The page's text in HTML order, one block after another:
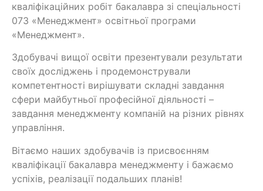
кваліфікаційних робіт бакалавра зі спеціальності
073 «Менеджмент» освітньої програми
«Менеджмент».
Здобувачі вищої освіти презентували результати
своїх досліджень і продемонстрували
компетентності вирішувати складні завдання
сфери майбутньої професійної діяльності –
завдання менеджменту компаній на різних рівнях
управління.
Вітаємо наших здобувачів із присвоєнням
кваліфікації бакалавра менеджменту і бажаємо
успіхів, реалізації подальших планів!